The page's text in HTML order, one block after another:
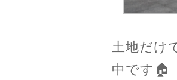
土地だけ
中です🏠